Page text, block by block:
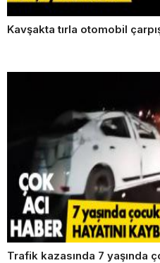
Kavşakta tırla otomobil
Trafik kazasında 7 yaşında